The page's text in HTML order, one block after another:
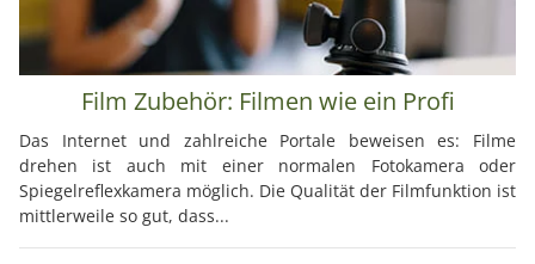
Film Zubehör: Filmen wie ein Profi
Das Internet und zahlreiche Portale beweisen es: Filme
drehen ist auch mit einer normalen Fotokamera oder
Spiegelreflexkamera möglich. Die Qualität der Filmfunktion ist
mittlerweile so gut, dass...